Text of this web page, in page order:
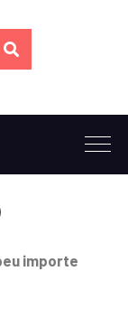
importe